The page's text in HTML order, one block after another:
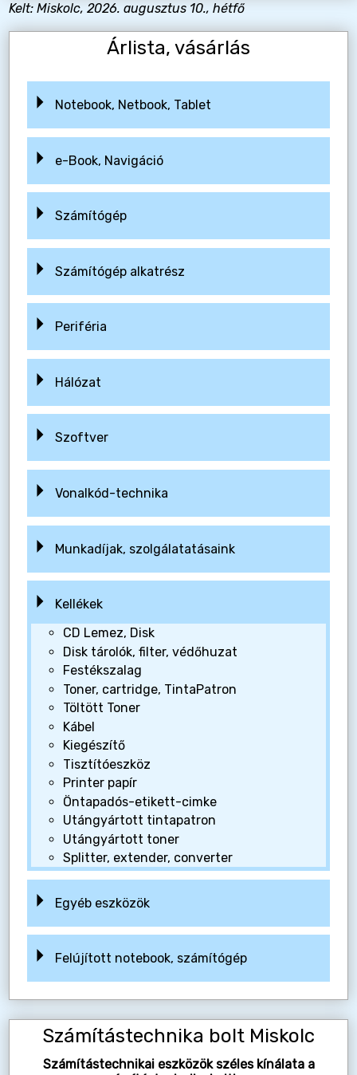
Kelt: Miskolc, 2026. augusztus 10., hétfő
Árlista, vásárlás
Notebook, Netbook, Tablet
e-Book, Navigáció
Számítógép
Számítógép alkatrész
Periféria
Hálózat
Szoftver
Vonalkód-technika
Munkadíjak, szolgálatatásaink
Kellékek
CD Lemez, Disk
Disk tárolók, filter, védőhuzat
Festékszalag
Toner, cartridge, TintaPatron
Töltött Toner
Kábel
Kiegészítő
Tisztítóeszköz
Printer papír
Öntapadós-etikett-cimke
Utángyártott tintapatron
Utángyártott toner
Splitter, extender, converter
Egyéb eszközök
Felújított notebook, számítógép
Számítástechnika bolt Miskolc
Számítástechnikai eszközök széles kínálata a